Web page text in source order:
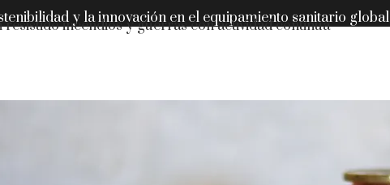
y la innovación en el equipamiento sanitario global
incendios y guerras con actividad continua